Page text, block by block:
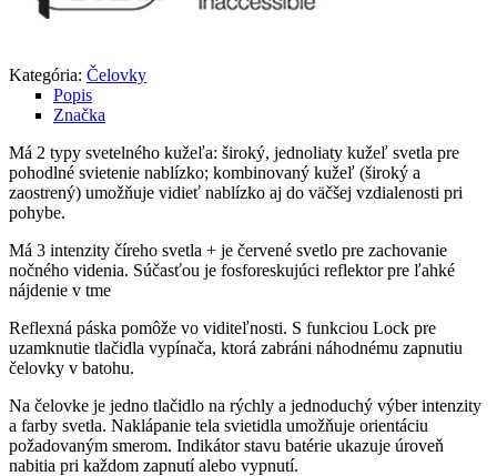
Kategória: Čelovky
Popis
Značka
Má 2 typy svetelného kužeľa: široký, jednoliaty kužeľ svetla pre
pohodlné svietenie nablízko; kombinovaný kužeľ (široký a
zaostrený) umožňuje vidieť nablízko aj do väčšej vzdialenosti pri
pohybe.
Má 3 intenzity číreho svetla + je červené svetlo pre zachovanie
nočného videnia. Súčasťou je fosforeskujúci reflektor pre ľahké
nájdenie v tme
Reflexná páska pomôže vo viditeľnosti. S funkciou Lock pre
uzamknutie tlačidla vypínača, ktorá zabráni náhodnému zapnutiu
čelovky v batohu.
Na čelovke je jedno tlačidlo na rýchly a jednoduchý výber intenzity
a farby svetla. Naklápanie tela svietidla umožňuje orientáciu
požadovaným smerom. Indikátor stavu batérie ukazuje úroveň
nabitia pri každom zapnutí alebo vypnutí.